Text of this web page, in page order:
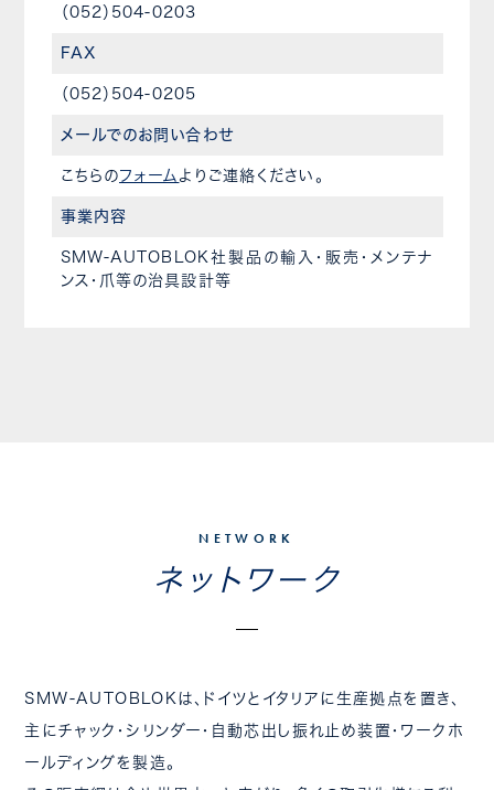
（052）504-0203
FAX
（052）504-0205
メールでのお問い合わせ
こちらのフォーム よりご連絡ください。
事業内容
SMW-AUTOBLOK社製品の輸入・販売・メンテナ
ンス・爪等の治具設計等
ネットワーク
NETWORK
SMW-AUTOBLOKは、ドイツとイタリアに生産拠点を置き、
主にチャック・シリンダー・自動芯出し振れ止め装置・ワークホ
ールディングを製造。